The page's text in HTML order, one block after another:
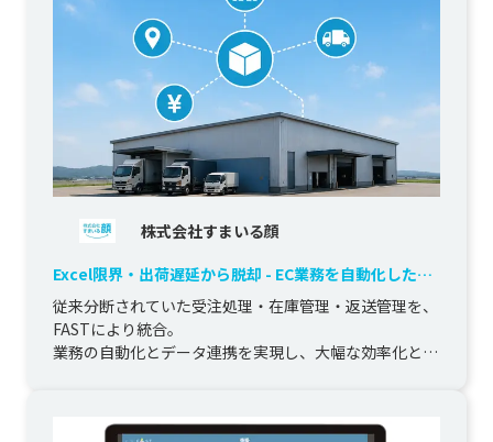
株式会社すまいる顔
Excel限界・出荷遅延から脱却 - EC業務を自動化した統
合基盤
従来分断されていた受注処理・在庫管理・返送管理を、
FASTにより統合。
業務の自動化とデータ連携を実現し、大幅な効率化とミ